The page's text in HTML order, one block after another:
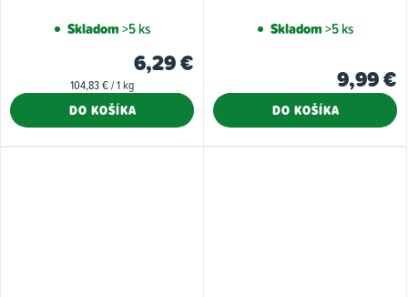
Skladom>5 ks
6,29 €
Jednotková
104,83 € / 1 kg
DO KOŠÍKA
Skladom>5 ks
9,99 €
DO KOŠÍKA